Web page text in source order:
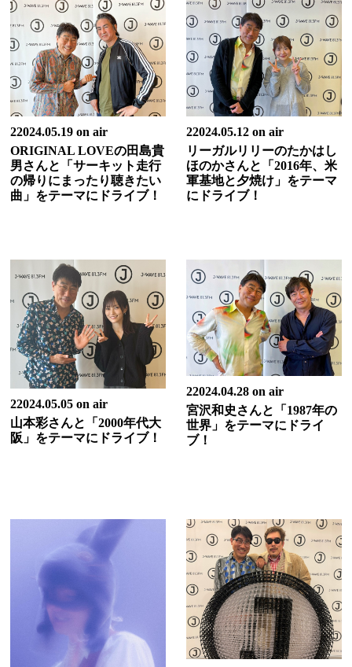
22024.05.19 on air
ORIGINAL LOVEの田島貴
男さんと「サーキット走行
の帰りにまったり聴きたい
曲」をテーマにドライブ！
22024.05.12 on air
リーガルリリーのたかはし
ほのかさんと「2016年、米
軍基地と夕焼け」をテーマ
にドライブ！
22024.05.05 on air
山本彩さんと「2000年代大
阪」をテーマにドライブ！
22024.04.28 on air
宮沢和史さんと「1987年の
世界」をテーマにドライ
ブ！